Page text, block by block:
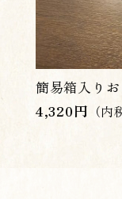
簡易箱入り
4,320円 （